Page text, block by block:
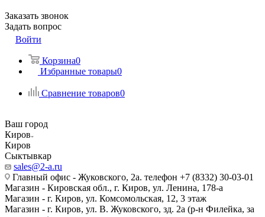
Заказать звонок
Задать вопрос
Войти
Корзина0
Избранные товары0
Сравнение товаров0
Ваш город
Киров
Киров
Сыктывкар
sales@2-a.ru
Главный офис - Жуковского, 2а. телефон +7 (8332) 30-03-01
Магазин - Кировская обл., г. Киров, ул. Ленина, 178-а
Магазин - г. Киров, ул. Комсомольская, 12, 3 этаж
Магазин - г. Киров, ул. В. Жуковского, зд. 2а (р-н Филейка, за